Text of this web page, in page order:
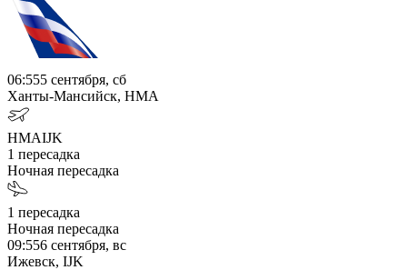
06:555 сентября, сб
Ханты-Мансийск, HMA
HMAIJK
1 пересадка
Ночная пересадка
1 пересадка
Ночная пересадка
09:556 сентября, вс
Ижевск, IJK